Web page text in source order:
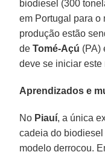
biodiesel (300
em Portugal para o
produção estão
deTomé-Açú (PA)
deve se iniciar este
Aprendizados e
No Piauí, a única
cadeia do biodiesel
modelo derrocou.